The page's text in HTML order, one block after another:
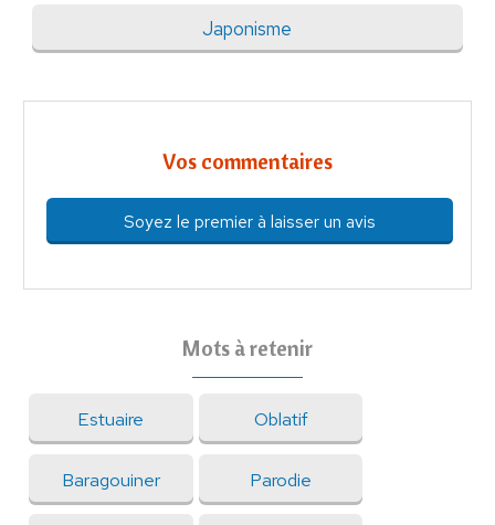
Japonisme
Vos commentaires
Soyez le premier à laisser un avis
Mots à retenir
Estuaire Oblatif
Baragouiner Parodie